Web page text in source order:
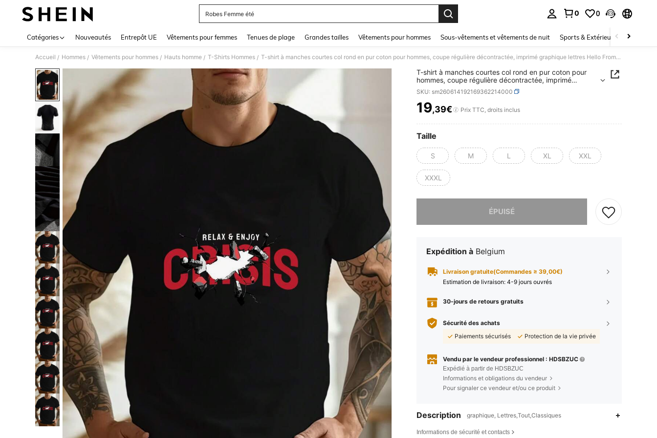
Robes Femme été
0 0
Catégories Nouveautés Entrepôt UE Vêtements pour femmes Tenues de plage Grandes tailles Vêtements pour hommes Sous-vêtements et vêtements de nuit Sports & Extérieur Enfants
Accueil / Hommes / Vêtements pour hommes / Hauts homme / T-Shirts Hommes / T-shirt à manches courtes col rond en pur coton pour hommes, coupe régulière décontractée, imprimé graphique lettres Hello From Crisis
T-shirt à manches courtes col rond en pur coton pour
hommes, coupe régulière décontractée, imprimé
graphique lettres Hello From Crisis
SKU: sm260614192169362214000
PRICE AND AVAILABILITY
19,39€ Prix TTC, droits inclus
Taille
S M L XL XXL
XXXL
ÉPUISÉ
Expédition à Belgium
Livraison gratuite(Commandes ≥ 39,00€)
Estimation de livraison: 4-9 jours ouvrés
30-jours de retours gratuits
Sécurité des achats
Paiements sécurisés
Protection de la vie privée
Vendu par le vendeur professionnel : HDSBZUC
Expédié à partir de HDSBZUC
Informations et obligations du vendeur
Pour signaler ce vendeur et/ou ce produit
Description graphique, Lettres,Tout,Classiques
Informations de sécurité et contacts
4,65
4,65
150